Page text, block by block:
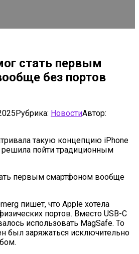
стать первым
без портов
Рубрика: НовостиАвтор:
такую концепцию iPhone
решила пойти традиционным
пишет, что Apple хотела
портов. Вместо USB-C
использовать MagSafe. То
был заряжаться исключительно